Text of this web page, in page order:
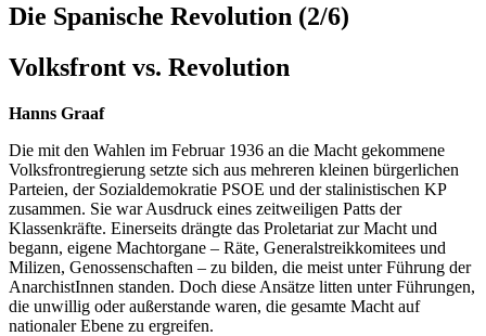
Die Spanische Revolution (2/6)
Volksfront vs. Revolution
Hanns Graaf
Die mit den Wahlen im Februar 1936 an die Macht gekommene
Volksfrontregierung setzte sich aus mehreren kleinen bürgerlichen
Parteien, der Sozialdemokratie PSOE und der stalinistischen KP
zusammen. Sie war Ausdruck eines zeitweiligen Patts der
Klassenkräfte. Einerseits drängte das Proletariat zur Macht und
begann, eigene Machtorgane – Räte, Generalstreikkomitees und
Milizen, Genossenschaften – zu bilden, die meist unter Führung der
AnarchistInnen standen. Doch diese Ansätze litten unter Führungen,
die unwillig oder außerstande waren, die gesamte Macht auf
nationaler Ebene zu ergreifen.